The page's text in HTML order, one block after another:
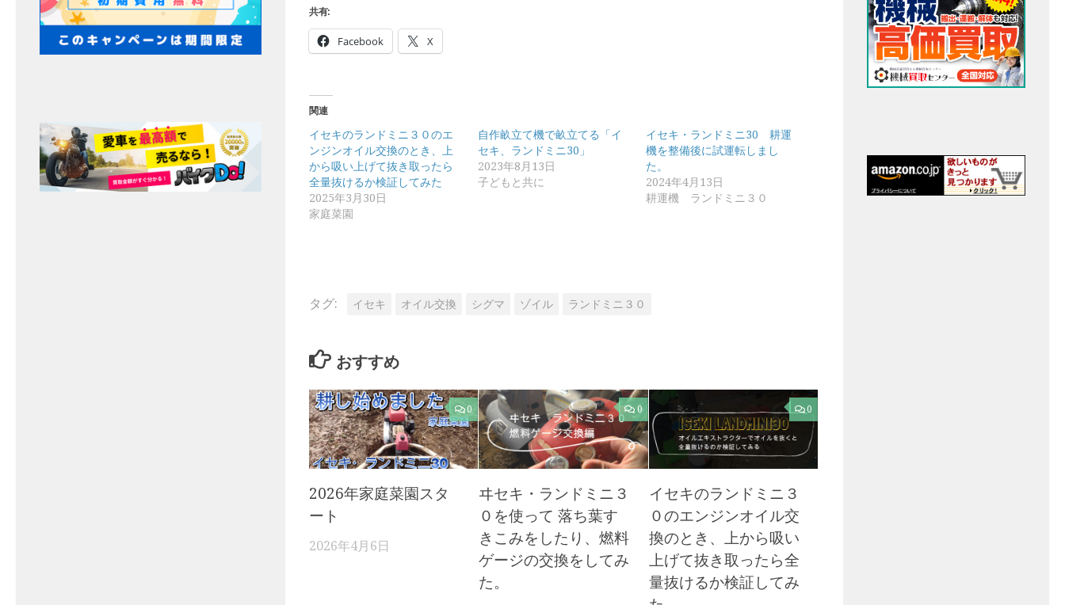
共有:
Facebook X
関連
イセキのランドミニ３０のエ
ンジンオイル交換のとき、上
から吸い上げて抜き取ったら
全量抜けるか検証してみた
2025年3月30日
家庭菜園
自作畝立て機で畝立てる「イ
セキ、ランドミニ30」
2023年8月13日
子どもと共に
イセキ・ランドミニ30 耕運
機を整備後に試運転しまし
た。
2024年4月13日
耕運機 ランドミニ３０
タグ: イセキ オイル交換 シグマ ゾイル ランドミニ３０
おすすめ
0
2026年家庭菜園スタ
ート
2026年4月6日
0
ヰセキ・ランドミニ３
０を使って 落ち葉す
きこみをしたり、燃料
ゲージの交換をしてみ
た。
0
イセキのランドミニ３
０のエンジンオイル交
換のとき、上から吸い
上げて抜き取ったら全
量抜けるか検証してみ